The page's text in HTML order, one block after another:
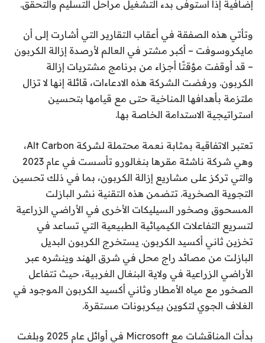
إضافية إذا استوفى بدء التشغيل مراحل التسليم والتحقق.
وتأتي هذه الصفقة في أعقاب التقارير التي أشارت إلى أن
مايكروسوفت – أكبر مشتر في العالم لأرصدة إزالة الكربون
– قد أوقفت مؤقتًا أجزاء من برنامج مشتريات إزالة
الكربون. ورفضت الشركة هذه الادعاءات، قائلة إنها لا تزال
ملتزمة بأهدافها المناخية حتى مع قيامها بتحسين
استراتيجية الاستدامة الخاصة بها.
تعتبر الاتفاقية بمثابة نعمة محتملة لشركة Alt Carbon،
وهي شركة ناشئة مقرها بنغالورو تأسست في عام 2023
والتي تركز على مشاريع إزالة الكربون، بما في ذلك تحسين
التجوية الصخرية. تتضمن هذه التقنية نشر البازلت
المسحوق وصخور السيليكات الأخرى في الأراضي الزراعية
لتسريع التفاعلات الكيميائية الطبيعية التي تساعد في
تخزين ثاني أكسيد الكربون. يستخرج الكربون البديل
البازلت من مصائد راج محل في شرق الهند وينشره عبر
الأراضي الزراعية في ولاية البنغال الغربية، حيث تتفاعل
الصخور مع مياه الأمطار وثاني أكسيد الكربون الموجود في
الغلاف الجوي لتكوين بيكربونات مستقرة.
بدأت المناقشات مع Microsoft في أوائل عام 2025 وبلغت